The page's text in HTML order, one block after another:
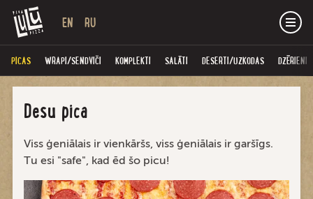
EN RU
PICAS WRAPI/SENDVIČI KOMPLEKTI SALĀTI DESERTI/UZKODAS DZĒRIENI
Desu pica
Viss ģeniālais ir vienkāršs, viss ģeniālais ir garšīgs.
Tu esi "safe", kad ēd šo picu!